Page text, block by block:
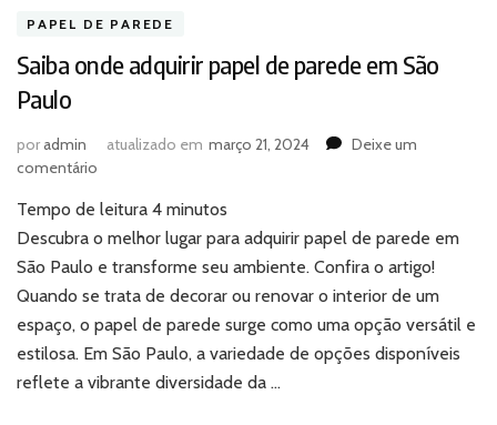
PAPEL DE PAREDE
Saiba onde adquirir papel de parede em São
Paulo
poradmin atualizado em março 21, 2024
Deixe um
comentário
onde
adquirir
papel
parede
em
São
Paulo
Tempo de leitura 4 minutos
Descubra o melhor lugar para adquirir papel de parede em
São Paulo e transforme seu ambiente. Confira o artigo!
Quando se trata de decorar ou renovar o interior de um
espaço, o papel de parede surge como uma opção versátil e
estilosa. Em São Paulo, a variedade de opções disponíveis
reflete a vibrante diversidade da …